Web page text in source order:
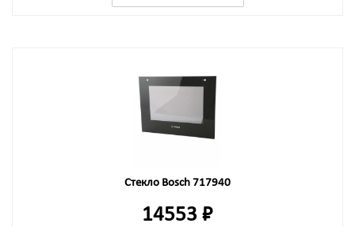
Стекло Bosch 717940
14553 ₽